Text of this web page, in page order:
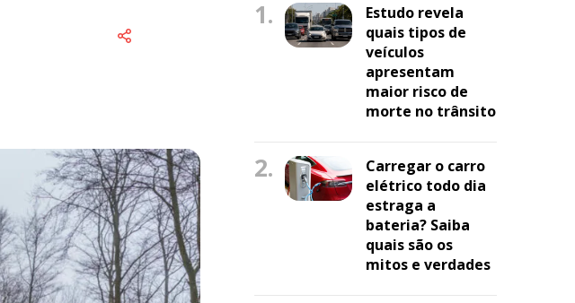
1.
Estudo revela
quais tipos de
veículos
apresentam
maior risco de
morte no trânsito
2.
Carregar o carro
elétrico todo dia
estraga a
bateria? Saiba
quais são os
mitos e verdades